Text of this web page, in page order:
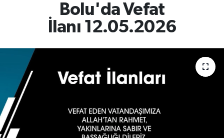
Bolu'da Vefat
İlanı 12.05.2026